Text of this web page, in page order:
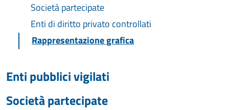
Società partecipate
Enti di diritto privato controllati
Rappresentazione grafica
Enti pubblici vigilati
Società partecipate